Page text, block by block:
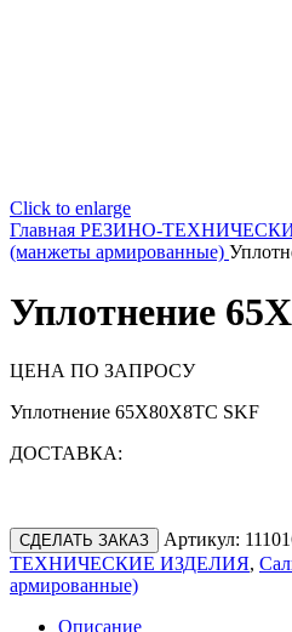
Click to enlarge
Главная РЕЗИНО-
(манжеты армированные)
Уплотнение
ЦЕНА ПО ЗАПРОСУ
Уплотнение 65X80X8TC SKF
ДОСТАВКА:
СДЕЛАТЬ ЗАКАЗ Артикул:
ТЕХНИЧЕСКИЕ ИЗДЕЛИЯ,
армированные)
Описание